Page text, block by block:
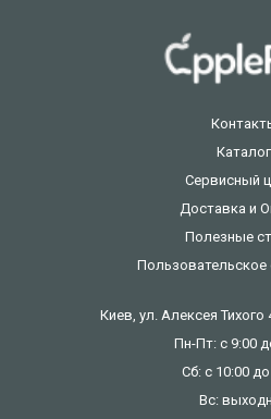
Каталог
Сервисный
Доставка и
Полезные
Пользовательское
Киев, ул. Алексея
Пн-Пт: с 9:00
Сб: с 10:00
Вс: